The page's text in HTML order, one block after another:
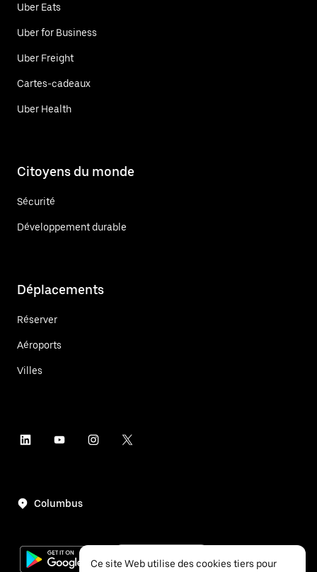
Uber Eats
Uber for Business
Uber Freight
Cartes-cadeaux
Uber Health
Citoyens du monde
Sécurité
Développement durable
Déplacements
Réserver
Aéroports
Villes
Columbus
Ce site Web utilise des cookies tiers pour